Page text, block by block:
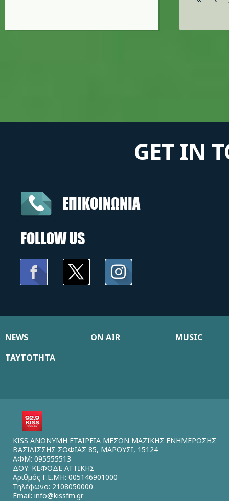
GET IN
ΕΠΙΚΟΙΝΩΝΙΑ
FOLLOW US
NEWS ON AIR
MUSIC
ΤΑΥΤΟΤΗΤΑ
KISS ΑΝΩΝΥΜΗ ΕΤΑΙΡΕΙΑ ΜΕΣΩΝ ΜΑΖΙΚΗΣ ΕΝΗΜΕΡΩΣΗΣ
ΒΑΣΙΛΙΣΣΗΣ ΣΟΦΙΑΣ 85, ΜΑΡΟΥΣΙ, 15124
ΑΦΜ: 095555513
ΔΟΥ: ΚΕΦΟΔΕ ΑΤΤΙΚΗΣ
Αριθμός Γ.Ε.ΜΗ: 005146901000
Τηλέφωνο: 2108050000
Email: info@kissfm.gr